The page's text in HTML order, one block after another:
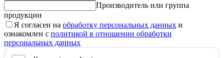
Производитель или группа
продукции
Я согласен на обработку персональных данных и
ознакомлен с политикой в отношении обработки
персональных данных